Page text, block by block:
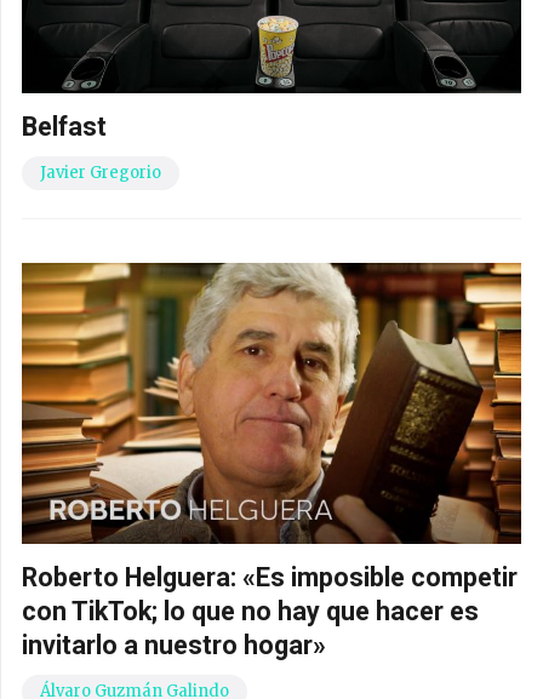
Belfast
Javier Gregorio
Roberto Helguera: «Es imposible competir
con TikTok; lo que no hay que hacer es
invitarlo a nuestro hogar»
Álvaro Guzmán Galindo